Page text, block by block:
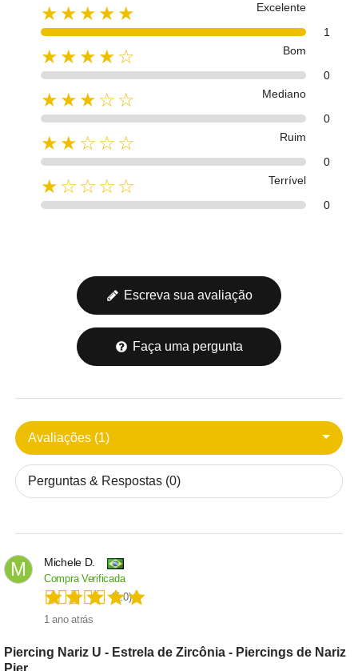
★★★★★
Excelente
1
★★★★☆
Bom
0
★★★☆☆
Mediano
0
★★☆☆☆
Ruim
0
★☆☆☆☆
Terrível
0
Escreva sua avaliação
Faça uma pergunta
Avaliações (1)
Perguntas & Respostas (0)
M Michele D.
Compra Verificada
(5.0)
1 ano atrás
Piercing Nariz U - Estrela de Zircônia - Piercings de Nariz
Pier